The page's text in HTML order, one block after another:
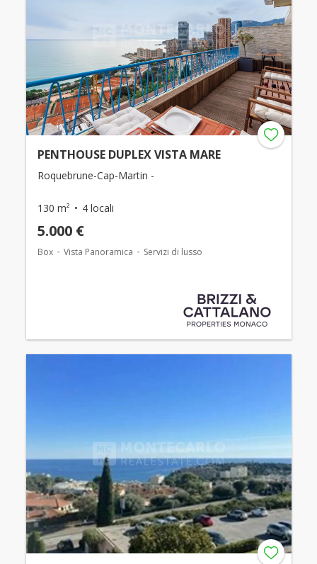
PENTHOUSE DUPLEX VISTA MARE
Roquebrune-Cap-Martin -
130 m² 4 locali
5.000 €
Box Vista Panoramica Servizi di lusso